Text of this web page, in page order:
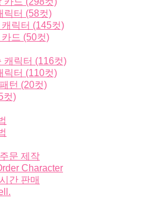
릭터 (58컷)
릭터 (145컷)
드 (50컷)
캐릭터 (116컷)
릭터 (110컷)
턴 (20컷)
컷)
문 제작
Character
간 판매